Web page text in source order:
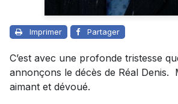
Imprimer Partager
C’est avec une profonde tristesse
annonçons le décès de Réal Denis.
aimant et dévoué.